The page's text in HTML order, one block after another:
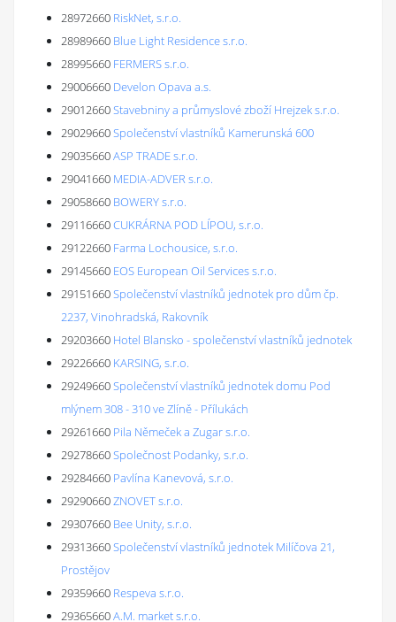
28972660 RiskNet, s.r.o.
28989660 Blue Light Residence s.r.o.
28995660 FERMERS s.r.o.
29006660 Develon Opava a.s.
29012660Stavebniny a průmyslové zboží Hrejzek s.r.o.
29029660Společenství vlastníků Kamerunská 600
29035660ASP TRADE s.r.o.
29041660 MEDIA-ADVER s.r.o.
29058660 BOWERY s.r.o.
29116660CUKRÁRNA POD LÍPOU, s.r.o.
29122660 Farma Lochousice, s.r.o.
29145660 EOS European Oil Services s.r.o.
29151660Společenství vlastníků jednotek pro dům čp.
2237, Vinohradská, Rakovník
29203660 Hotel Blansko - společenství vlastníků jednotek
29226660 KARSING, s.r.o.
29249660Společenství vlastníků jednotek domu Pod
mlýnem 308 - 310 ve Zlíně - Přílukách
29261660 Pila Němeček a Zugar s.r.o.
29278660Společnost Podanky, s.r.o.
29284660 Pavlína Kanevová, s.r.o.
29290660ZNOVET s.r.o.
29307660 Bee Unity, s.r.o.
29313660Společenství vlastníků jednotek Milíčova 21,
Prostějov
29359660 Respeva s.r.o.
29365660A.M. market s.r.o.